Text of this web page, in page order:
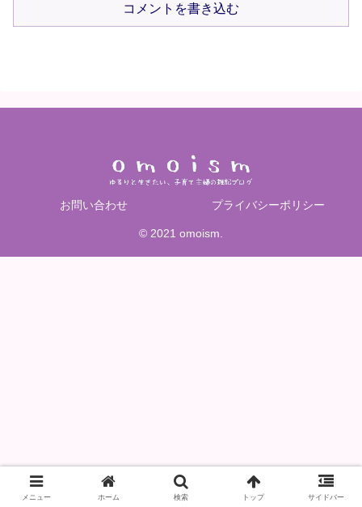
コメントを書き込む
お問い合わせ プライバシーポリシー
© 2021 omoism.
メニュー ホーム 検索 トップ サイドバー